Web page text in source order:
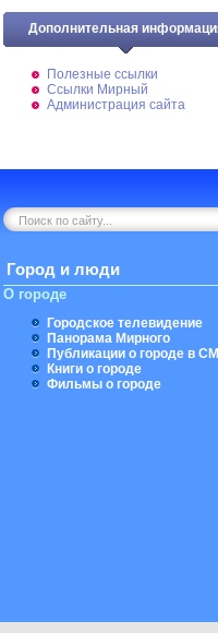
Дополнительная
Полезные ссылки
Ссылки Мирный
Администрация сайта
Город и люди
О городе
Городское телевидение
Панорама Мирного
Публикации о городе в
Книги о городе
Фильмы о городе